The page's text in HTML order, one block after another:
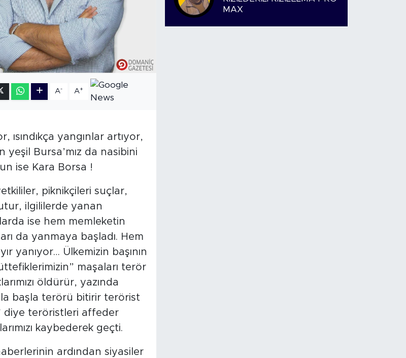
A- A+
ısındıkça yangınlar artıyor,
yeşil Bursa’mız da nasibini
ise Kara Borsa !
piknikçileri suçlar,
ilgililerde yanan
ise hem memleketin
da yanmaya başladı. Hem
yanıyor… Ülkemizin başının
maşaları terör
öldürür, yazında
başla terörü bitirir terörist
diye teröristleri affeder
kaybederek geçti.
ardından siyasiler
MAX